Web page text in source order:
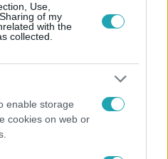
Use,
of my
with the
collected.
enable storage
cookies on web or
tulajdonítják a